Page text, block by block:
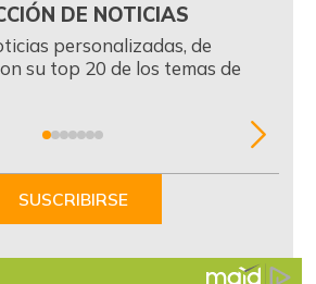
DE NOTICIAS
personalizadas, de
su top 20 de los temas de
SUSCRIBIRSE